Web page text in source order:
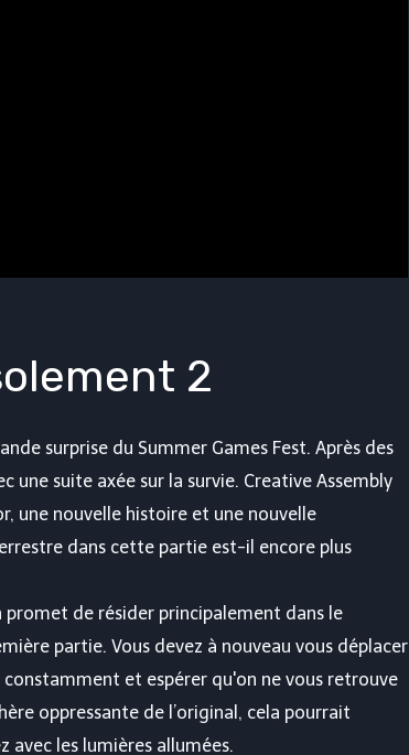
2
surprise du Summer Games Fest. Après des
une suite axée sur la survie. Creative Assembly
une nouvelle histoire et une nouvelle
dans cette partie est-il encore plus
promet de résider principalement dans le
partie. Vous devez à nouveau vous déplacer
constamment et espérer qu'on ne vous retrouve
oppressante de l’original, cela pourrait
avec les lumières allumées.